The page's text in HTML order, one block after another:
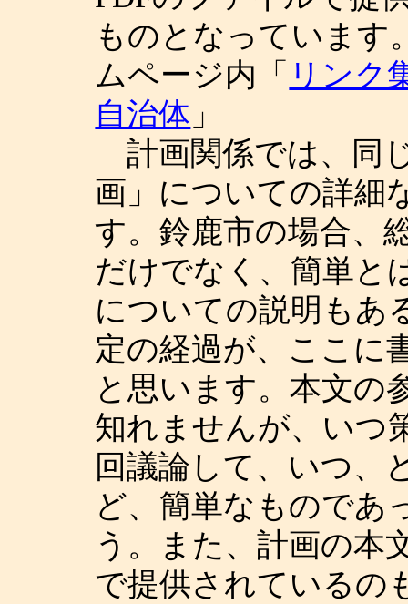
ものとなっています
ムページ内「 リンク
自治体 」
計画関係では、同
画」についての詳細
す。鈴鹿市の場合、
だけでなく、簡単と
についての説明もあ
定の経過が、ここに
と思います。本文の
知れませんが、いつ
回議論して、いつ、
ど、簡単なものであ
う。また、計画の本
で提供されているの